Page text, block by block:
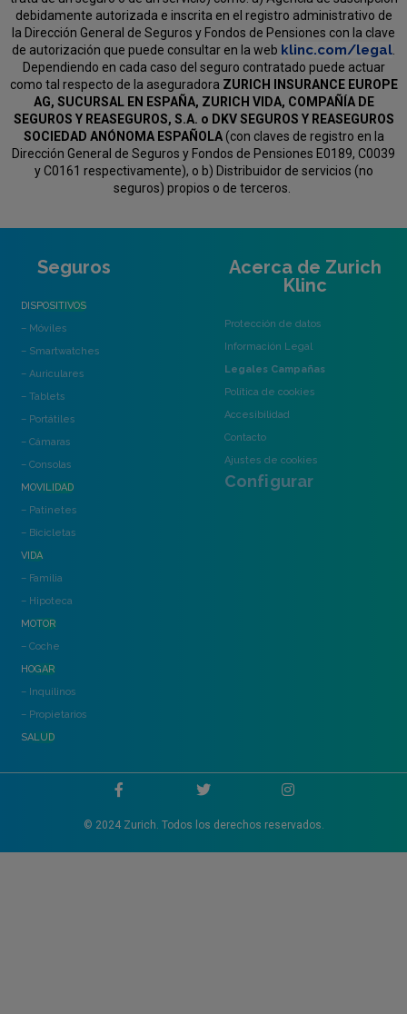
debidamente autorizada e inscrita en el registro administrativo de
la Dirección General de Seguros y Fondos de Pensiones con la clave
de autorización que puede consultar en la web klinc.com/legal
Dependiendo en cada caso del seguro contratado puede actuar
como tal respecto de la aseguradora ZURICH INSURANCE EUROPE
AG, SUCURSAL EN ESPAÑA, ZURICH VIDA, COMPAÑÍA DE
SEGUROS Y REASEGUROS, S.A. o DKV SEGUROS Y REASEGUROS
SOCIEDAD ANÓNOMA ESPAÑOLA(con claves de registro en la
Dirección General de Seguros y Fondos de Pensiones E0189, C0039
y C0161 respectivamente), o b) Distribuidor de servicios (no
seguros) propios o de terceros.
Seguros
DISPOSITIVOS
– Móviles
– Smartwatches
– Auriculares
– Tablets
– Portátiles
– Cámaras
– Consolas
MOVILIDAD
– Patinetes
– Bicicletas
VIDA
– Familia
– Hipoteca
MOTOR
– Coche
HOGAR
– Inquilinos
– Propietarios
SALUD
Acerca de Zurich
Klinc
Protección de datos
Información Legal
Legales Campañas
Política de cookies
Accesibilidad
Contacto
Ajustes de cookies
Configurar
© 2024 Zurich. Todos los derechos reservados.